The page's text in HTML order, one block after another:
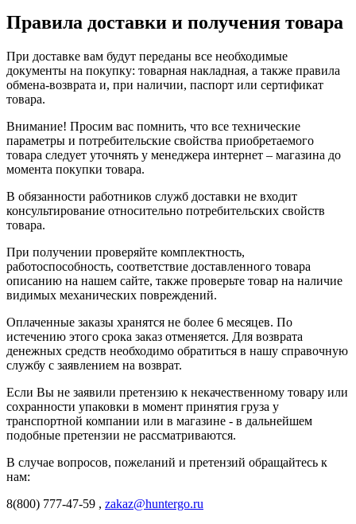
Правила доставки и получения товара
При доставке вам будут переданы все необходимые
документы на покупку: товарная накладная, а также правила
обмена-возврата и, при наличии, паспорт или сертификат
товара.
Внимание! Просим вас помнить, что все технические
параметры и потребительские свойства приобретаемого
товара следует уточнять у менеджера интернет – магазина до
момента покупки товара.
В обязанности работников служб доставки не входит
консультирование относительно потребительских свойств
товара.
При получении проверяйте комплектность,
работоспособность, соответствие доставленного товара
описанию на нашем сайте, также проверьте товар на наличие
видимых механических повреждений.
Оплаченные заказы хранятся не более 6 месяцев. По
истечению этого срока заказ отменяется. Для возврата
денежных средств необходимо обратиться в нашу справочную
службу с заявлением на возврат.
Если Вы не заявили претензию к некачественному товару или
сохранности упаковки в момент принятия груза у
транспортной компании или в магазине - в дальнейшем
подобные претензии не рассматриваются.
В случае вопросов, пожеланий и претензий обращайтесь к
нам:
8(800) 777-47-59 , zakaz@huntergo.ru